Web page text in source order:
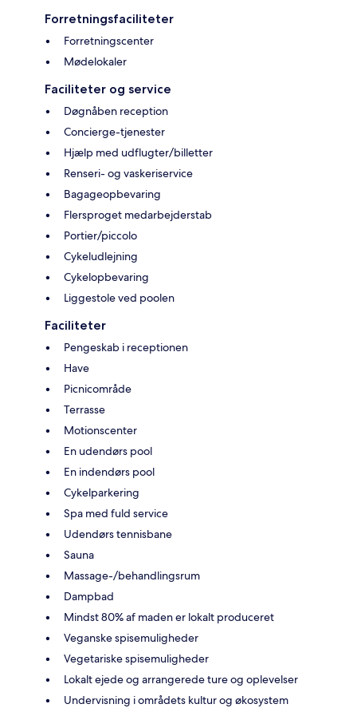
Forretningsfaciliteter
Forretningscenter
Mødelokaler
Faciliteter og service
Døgnåben reception
Concierge-tjenester
Hjælp med udflugter/billetter
Renseri- og vaskeriservice
Bagageopbevaring
Flersproget medarbejderstab
Portier/piccolo
Cykeludlejning
Cykelopbevaring
Liggestole ved poolen
Faciliteter
Pengeskab i receptionen
Have
Picnicområde
Terrasse
Motionscenter
En udendørs pool
En indendørs pool
Cykelparkering
Spa med fuld service
Udendørs tennisbane
Sauna
Massage-/behandlingsrum
Dampbad
Mindst 80% af maden er lokalt produceret
Veganske spisemuligheder
Vegetariske spisemuligheder
Lokalt ejede og arrangerede ture og oplevelser
Undervisning i områdets kultur og økosystem